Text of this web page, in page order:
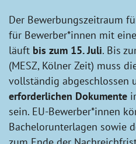
Der Bewerbungszeitraum
für Bewerber*innen mit
läuft bis zum 15. Juli. Bis
(MESZ, Kölner Zeit) muss
vollständig abgeschlossen
erforderlichen Dokumente
sein. EU-Bewerber*innen
Bachelorunterlagen sowie